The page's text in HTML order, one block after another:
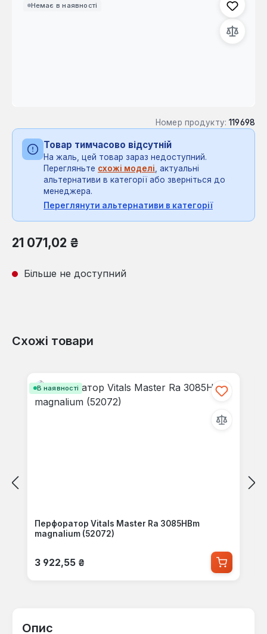
Немає в наявності
Номер продукту: 119698
Товар тимчасово відсутній
На жаль, цей товар зараз недоступний.
Перегляньте схожі моделі , актуальні
альтернативи в категорії або зверніться до
менеджера.
Переглянути альтернативи в категорії
Звичайна ціна:
21 071,02 ₴
Більше не доступний
Схожі товари
В наявності
Перфоратор Vitals Master Ra 3085HBm
magnalium (52072)
Звичайна ціна:
3 922,55 ₴
Опис